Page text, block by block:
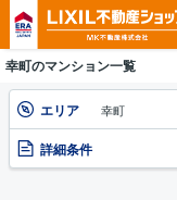
幸町のマンション一覧
エリア 幸町
詳細条件